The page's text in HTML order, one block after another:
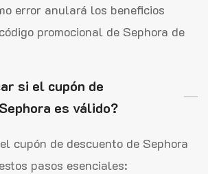
error anulará los beneficios
promocional de Sephora de
si el cupón de
es válido?
cupón de descuento de Sephora
pasos esenciales: